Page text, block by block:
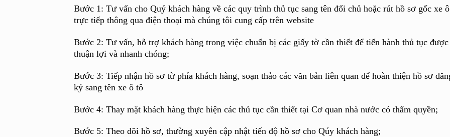
Bước 1: Tư vấn cho Quý khách hàng về các quy trình thủ tục sang tên đổi chủ hoặc rút hồ sơ gốc xe
trực tiếp thông qua điện thoại mà chúng tôi cung cấp trên website
Bước 2: Tư vấn, hỗ trợ khách hàng trong việc chuẩn bị các giấy tờ cần thiết để tiến hành thủ tục được
thuận lợi và nhanh chóng;
Bước 3: Tiếp nhận hồ sơ từ phía khách hàng, soạn thảo các văn bản liên quan để hoàn thiện hồ sơ
ký sang tên xe ô tô
Bước 4: Thay mặt khách hàng thực hiện các thủ tục cần thiết tại Cơ quan nhà nước có thẩm quyền;
Bước 5: Theo dõi hồ sơ, thường xuyên cập nhật tiến độ hồ sơ cho Qúy khách hàng;